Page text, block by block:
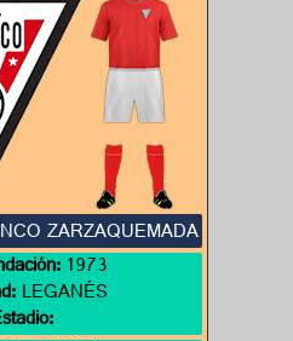
ZARZAQUEMADA
1973
LEGANÉS